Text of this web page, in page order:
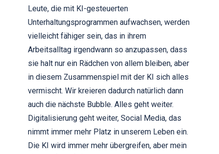
Leute, die mit KI-gesteuerten
Unterhaltungsprogrammen aufwachsen, werden
vielleicht fähiger sein, das in ihrem
Arbeitsalltag irgendwann so anzupassen, dass
sie halt nur ein Rädchen von allem bleiben, aber
in diesem Zusammenspiel mit der KI sich alles
vermischt. Wir kreieren dadurch natürlich dann
auch die nächste Bubble. Alles geht weiter.
Digitalisierung geht weiter, Social Media, das
nimmt immer mehr Platz in unserem Leben ein.
Die KI wird immer mehr übergreifen, aber mein